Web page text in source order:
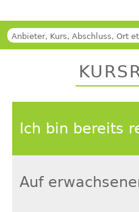
Suche
Back
Ich bin bereits
Auf